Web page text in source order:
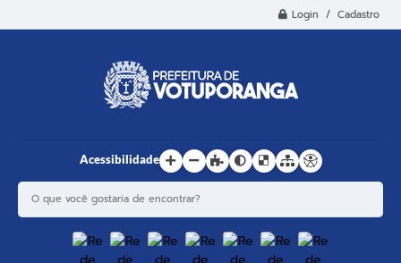
Login / Cadastro
Acessibilidade